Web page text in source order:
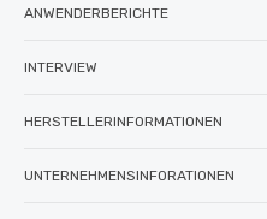
ANWENDERBERICHTE
INTERVIEW
HERSTELLERINFORMATIONEN
UNTERNEHMENSINFORATIONEN